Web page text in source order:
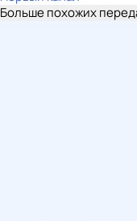
Больше похожих